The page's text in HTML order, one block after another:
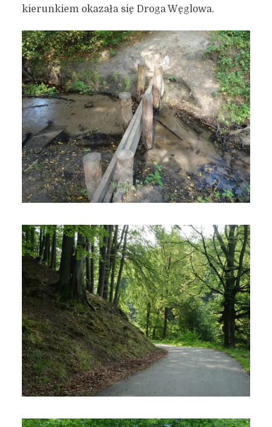
kierunkiem okazała się Droga Węglowa.